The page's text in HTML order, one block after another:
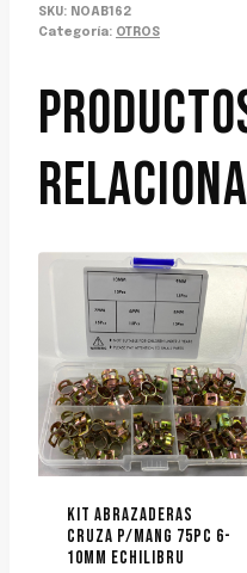
SKU: NOAB162
Categoría: OTROS
KIT ABRAZADERAS
CRUZA P/MANG 75PC 6-
10MM ECHILIBRU